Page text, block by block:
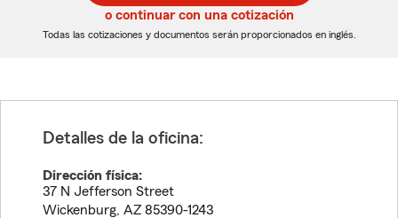
5
dígitos
5
dígitos
o continuar con una cotización
Todas las cotizaciones y documentos serán proporcionados en inglés.
Detalles de la oficina:
Dirección física:
37 N Jefferson Street
Wickenburg, AZ 85390-1243